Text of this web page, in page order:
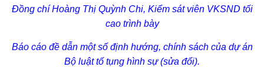
Đồng chí Hoàng Thị Quỳnh Chi, Kiểm sát viên VKSND tối
cao trình bày
Báo cáo đề dẫn một số định hướng, chính sách của dự án
Bộ luật tố tụng hình sự (sửa đổi).